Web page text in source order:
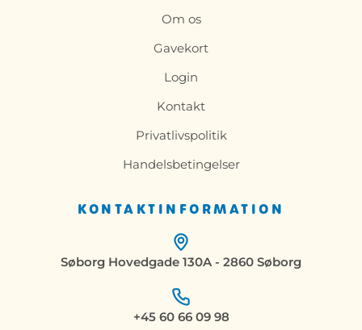
KONTAKTINFORMATION
Søborg Hovedgade 130A - 2860 Søborg
+45 60 66 09 98
Om os
Gavekort
Login
Kontakt
Privatlivspolitik
Handelsbetingelser